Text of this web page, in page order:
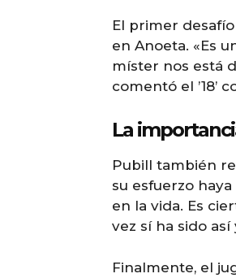
El primer
en Anoeta. «Es
míster nos está
comentó el ’18’
La
Pubill también
su esfuerzo
en la vida. Es
vez sí ha sido
Finalmente, el